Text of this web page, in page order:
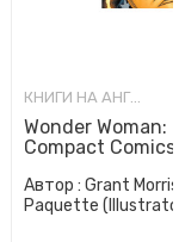
КНИГИ НА АНГЛИСКИ ЈАЗИК
Wonder Woman:
Compact
Автор : Grant
Paquette